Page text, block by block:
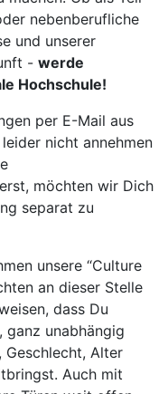
nebenberufliche
und unserer
- werde
Hochschule!
per E-Mail aus
nicht annehmen
möchten wir Dich
separat zu
unsere “Culture
an dieser Stelle
dass Du
ganz unabhängig
Geschlecht, Alter
Auch mit